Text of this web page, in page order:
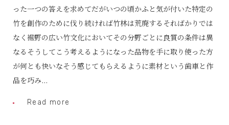
った一つの答えを求めてだがいつの頃かふと気が付いた特定の
竹を創作のために伐り続ければ竹林は荒廃するそればかりでは
なく裾野の広い竹文化においてその分野ごとに良質の条件は異
なるそうしてこう考えるようになった品物を手に取り使った方
が何とも快いなそう感じてもらえるように素材という歯車と作
品を巧み...
Read more